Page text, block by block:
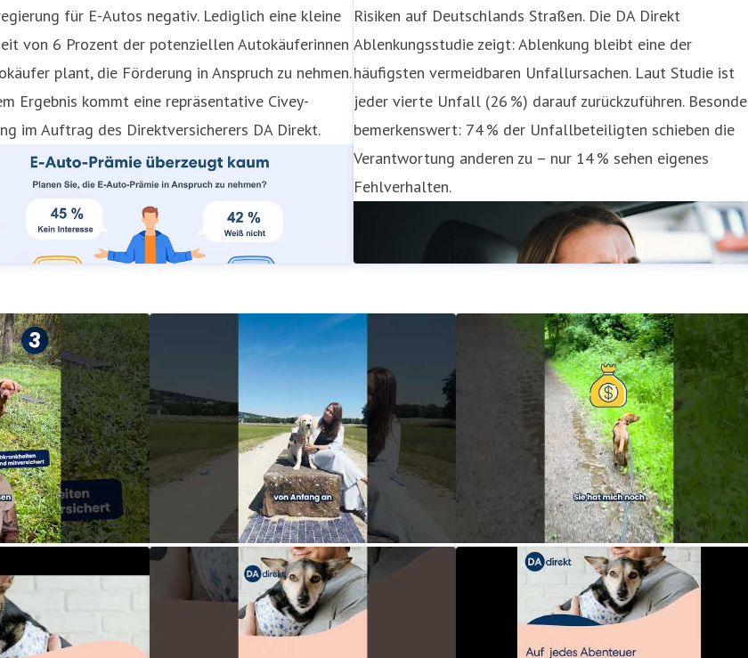
für E-Autos negativ. Lediglich eine kleine
von 6 Prozent der potenziellen Autokäuferinnen
plant, die Förderung in Anspruch zu nehmen.
Ergebnis kommt eine repräsentative Civey-
im Auftrag des Direktversicherers DA Direkt.
Risiken auf Deutschlands Straßen. Die DA Direkt
Ablenkungsstudie zeigt: Ablenkung bleibt eine der
häufigsten vermeidbaren Unfallursachen. Laut Studie ist
jeder vierte Unfall (26 %) darauf zurückzuführen.
bemerkenswert: 74 % der Unfallbeteiligten schieben die
Verantwortung anderen zu – nur 14 % sehen eigenes
Fehlverhalten.
mit der
Schütze deinen Welpen mit der
passenden DA Direkt Versicherung
Welpenversicherung: Sicher
abgesichert ab dem ersten Tag mit DA